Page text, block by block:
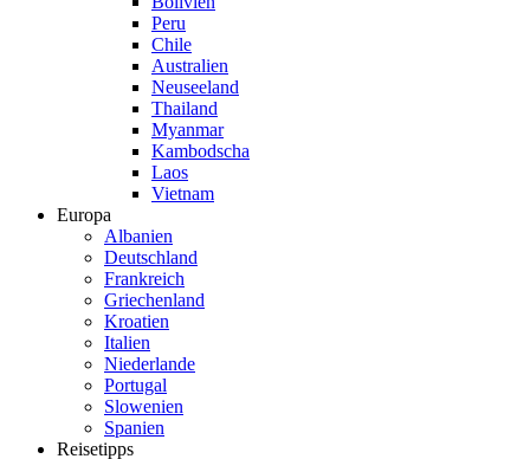
Peru
Chile
Australien
Neuseeland
Thailand
Myanmar
Kambodscha
Laos
Vietnam
Europa
Albanien
Deutschland
Frankreich
Griechenland
Kroatien
Italien
Niederlande
Portugal
Slowenien
Spanien
Reisetipps